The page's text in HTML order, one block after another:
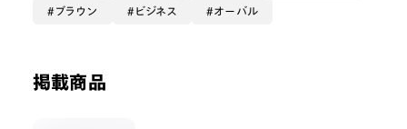
ブラウン ビジネス オーバル
掲載商品